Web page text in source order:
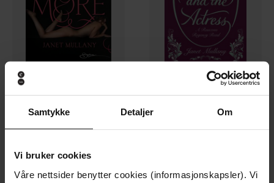
Samtykke Detaljer Om
Vi bruker cookies
Våre nettsider benytter cookies (informasjonskapsler). Vi
73,-
Tell me more
Janet Mullany
57,-
Janet Mullany